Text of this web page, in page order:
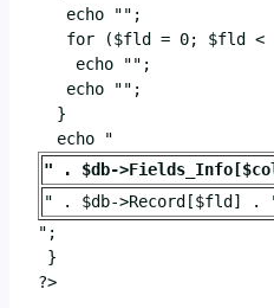
   echo "";
for ($fld = 0; $fld <
    echo "";
   echo "";
  }
  echo "
" . $db-
" . $db->Record[$fld] .
";
}
?>